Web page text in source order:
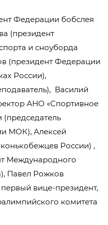
Федерации бобслея
(президент
и сноуборда
(президент Федерации
России),
Василий
АНО «Спортивное
МОК), Алексей
России) ,
Международного
Павел Рожков
вице-президент,
комитета